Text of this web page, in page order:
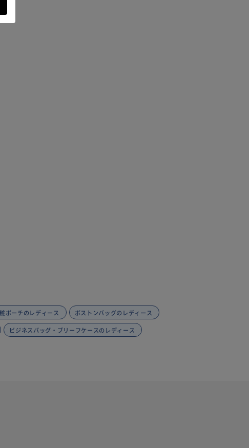
ポーチのレディース ボストンバッグのレディース
ビジネスバッグ・ブリーフケースのレディース